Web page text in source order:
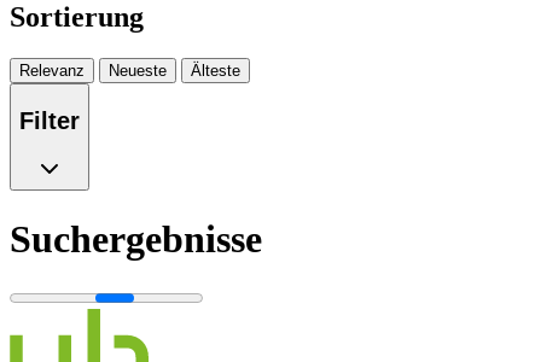
Sortierung
Relevanz Neueste Älteste
Filter
Suchergebnisse